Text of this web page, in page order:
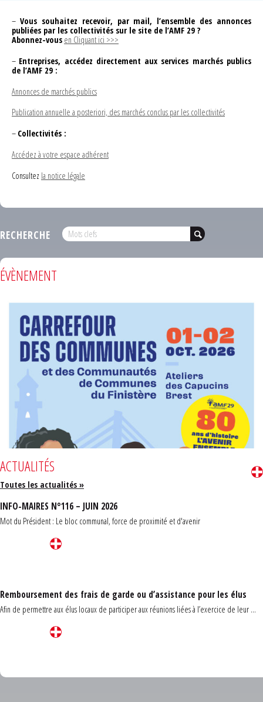
– Vous souhaitez recevoir, par mail, l’ensemble des annonces
publiées par les collectivités sur le site de l’AMF 29 ?
Abonnez-vous en Cliquant ici >>>
– Entreprises, accédez directement aux services marchés publics
de l’AMF 29 :
Annonces de marchés publics
Publication annuelle a posteriori, des marchés conclus par les collectivités
– Collectivités :
Accédez à votre espace adhérent
Consultez la notice légale
RECHERCHE
ÉVÈNEMENT
ACTUALITÉS
Toutes les actualités »
INFO-MAIRES N°116 – JUIN 2026
Mot du Président : Le bloc communal, force de proximité et d'avenir
Remboursement des frais de garde ou d’assistance pour les élus
Afin de permettre aux élus locaux de participer aux réunions liées à l’exercice de leur ...